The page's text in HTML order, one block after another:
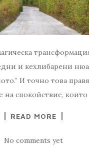
и кехлибарени
И точно това
на спокойствие,
READ MORE
No comments yet